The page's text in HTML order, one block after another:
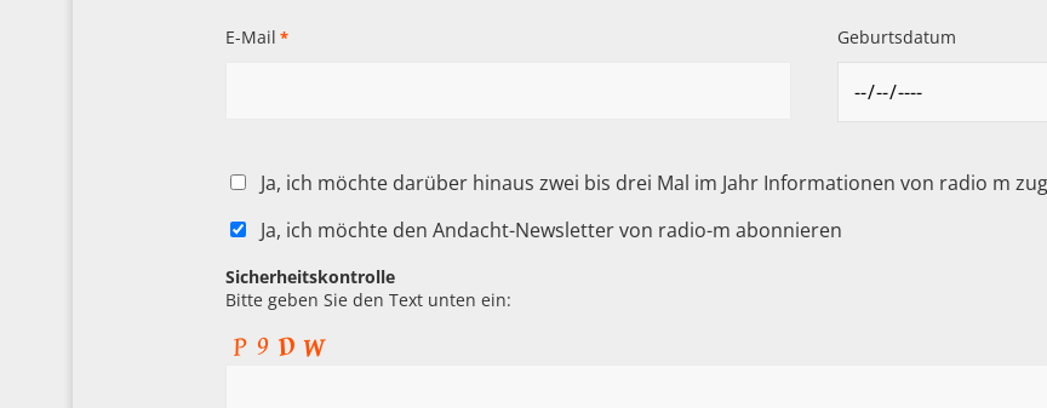
E-Mail * Geburtsdatum
Ja, ich möchte darüber hinaus zwei bis drei Mal im Jahr Informationen von radio m
Ja, ich möchte den Andacht-Newsletter von radio-m abonnieren
Sicherheitskontrolle
Bitte geben Sie den Text unten ein: